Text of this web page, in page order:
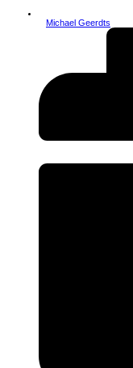
Michael Geerdts